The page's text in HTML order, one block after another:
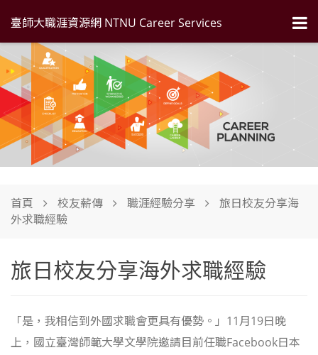
臺師大職涯資源網 NTNU Career Services
首頁 校友薪傳 職涯經驗分享
旅日校友分享海
外求職經驗
旅日校友分享海外求職經驗
「是，我相信到外國求職會更具有優勢。」11月19日晚
上，國立臺灣師範大學文學院邀請目前任職Facebook日本